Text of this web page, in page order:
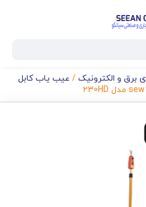
برق و الکترونیک / عیب یاب کابل